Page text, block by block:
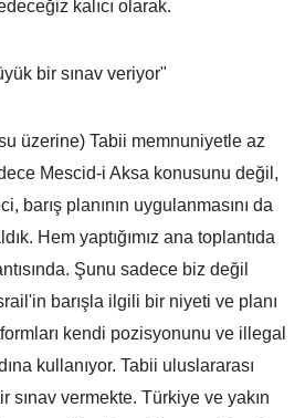
kalıcı olarak.
bir sınav veriyor"
üzerine) Tabii memnuniyetle az
Mescid-i Aksa konusunu değil,
barış planının uygulanmasını da
Hem yaptığımız ana toplantıda
Şunu sadece biz değil
barışla ilgili bir niyeti ve planı
kendi pozisyonunu ve illegal
kullanıyor. Tabii uluslararası
sınav vermekte. Türkiye ve yakın